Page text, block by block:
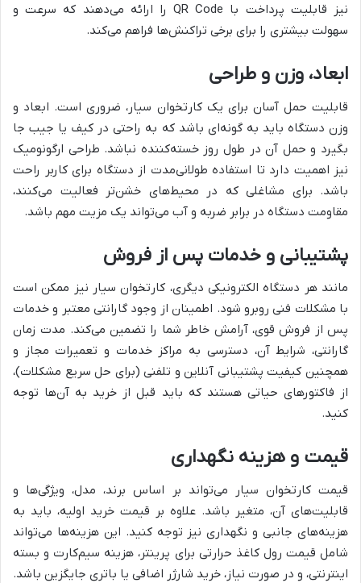
نیز قابلیت پرداخت با QR Code را ارائه می‌دهند که سرعت و
سهولت بیشتری را برای برخی تراکنش‌ها فراهم می‌کند.
ابعاد، وزن و طراحی
قابلیت حمل آسان برای یک کارتخوان سیار، ضروری است. ابعاد و
وزن دستگاه باید به گونه‌ای باشد که به راحتی در کیف یا جیب جا
بگیرد و حمل آن در طول روز خسته‌کننده نباشد. طراحی ارگونومیک
نیز اهمیت دارد تا استفاده طولانی‌مدت از دستگاه برای کاربر راحت
باشد. برای مشاغلی که در محیط‌های خشن‌تر فعالیت می‌کنند،
مقاومت دستگاه در برابر ضربه و آب می‌تواند یک مزیت مهم باشد.
پشتیبانی و خدمات پس از فروش
مانند هر دستگاه الکترونیکی دیگری، کارتخوان سیار نیز ممکن است
با مشکلات فنی روبرو شود. اطمینان از وجود گارانتی معتبر و خدمات
پس از فروش قوی، آرامش خاطر شما را تضمین می‌کند. مدت زمان
گارانتی، شرایط آن، دسترسی به مراکز خدمات و تعمیرات مجاز و
همچنین کیفیت پشتیبانی آنلاین و تلفنی (برای حل سریع مشکلات)،
از فاکتورهای حیاتی هستند که باید قبل از خرید به آن‌ها توجه
کنید.
قیمت و هزینه نگهداری
قیمت کارتخوان سیار می‌تواند بر اساس برند، مدل، ویژگی‌ها و
قابلیت‌های آن، متغیر باشد. علاوه بر قیمت خرید اولیه، باید به
هزینه‌های جانبی و نگهداری نیز توجه کنید. این هزینه‌ها می‌تواند
شامل قیمت رول کاغذ حرارتی برای پرینتر، هزینه سیم‌کارت و بسته
اینترنتی، و در صورت نیاز، خرید شارژر اضافی یا باتری جایگزین باشد.